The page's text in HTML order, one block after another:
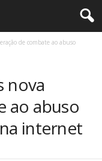
de combate ao abuso
nova
ao abuso
internet